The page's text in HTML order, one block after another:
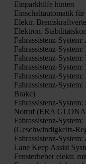
Ein­park­hil­fe hin­ten
Ein­schalt­au­to­ma­tik
Elektr.
Elek­tron.
Fahr­as­sis­tenz-
Fahr­as­sis­tenz-
Fahr­as­sis­tenz-
Fahr­as­sis­tenz-
Fahr­as­sis­tenz-Sys­tem:
Fahr­as­sis­tenz-
Bra­ke)
Fahr­as­sis­tenz-
Not­ruf (ERA
Fahr­as­sis­tenz-
(Geschwin­dig­keits-
Fahr­as­sis­tenz-
Lane Keep Assist
Fens­ter­he­ber elektr.